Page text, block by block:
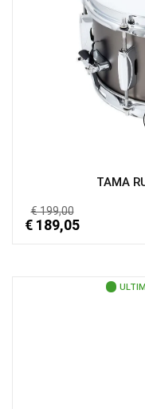
TAMA
€ 199,00
€ 189,05